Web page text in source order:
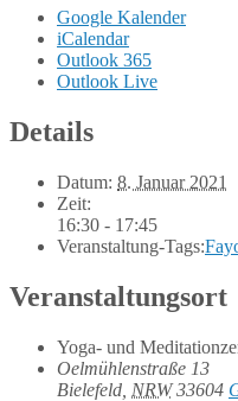
Google Kalender
iCalendar
Outlook 365
Outlook Live
Details
Datum: 8. Januar 2021
Zeit:
16:30 - 17:45
Veranstaltung-Tags:
Veranstaltungsort
Yoga- und
Oelmühlenstraße 13
Bielefeld NRW 33604